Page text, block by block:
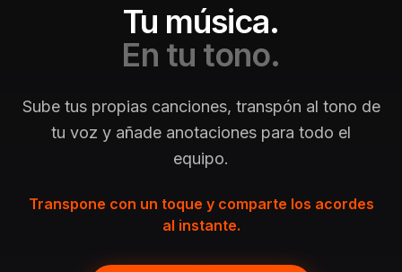
Tu música.
En tu tono.
Sube tus propias canciones, transpón al tono de
tu voz y añade anotaciones para todo el
equipo.
Transpone con un toque y comparte los acordes
al instante.